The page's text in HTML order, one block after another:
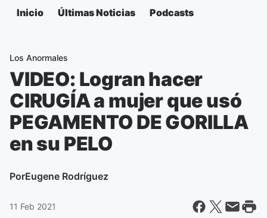
Inicio Últimas Noticias Podcasts
Los Anormales
VIDEO: Logran hacer
CIRUGÍA a mujer que usó
PEGAMENTO DE GORILLA
en su PELO
PorEugene Rodríguez
11 Feb 2021